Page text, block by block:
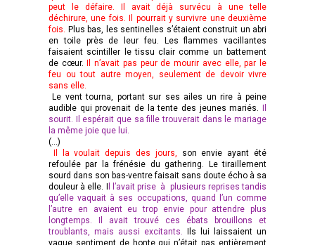
peut le défaire. Il avait déjà survécu à une telle
déchirure, une fois. Il pourrait y survivre une deuxième
fois. Plus bas, les sentinelles s’étaient construit un abri
en toile près de leur feu. Les flammes vacillantes
faisaient scintiller le tissu clair comme un battement
de cœur.Il n’avait pas peur de mourir avec elle, par le
feu ou tout autre moyen, seulement de devoir vivre
sans elle.
Le vent tourna, portant sur ses ailes un rire à peine
audible qui provenait de la tente des jeunes mariés. Il
sourit. Il espérait que sa fille trouverait dans le mariage
la même joie que lui.
(…)
Il la voulait depuis des jours, son envie ayant été
refoulée par la frénésie du gathering. Le tiraillement
sourd dans son bas-ventre faisait sans doute écho à sa
douleur à elle. I l l’avait prise à plusieurs reprises tandis
qu’elle vaquait à ses occupations, quand l’un comme
l’autre en avaient eu trop envie pour attendre plus
longtemps. Il avait trouvé ces ébats brouillons et
troublants, mais aussi excitants. Ils lui laissaient un
vague sentiment de honte qui n’était pas entièrement